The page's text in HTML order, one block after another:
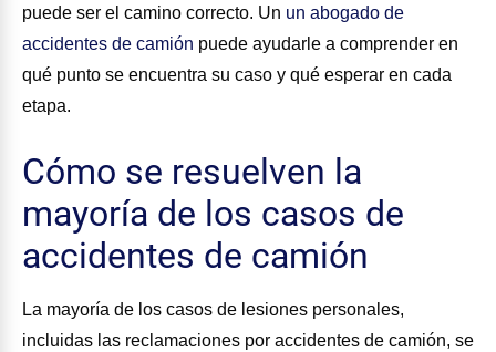
puede ser el camino correcto. Un un abogado de
accidentes de camión puede ayudarle a comprender en
qué punto se encuentra su caso y qué esperar en cada
etapa.
Cómo se resuelven la
mayoría de los casos de
accidentes de camión
La mayoría de los casos de lesiones personales,
incluidas las reclamaciones por accidentes de camión, se